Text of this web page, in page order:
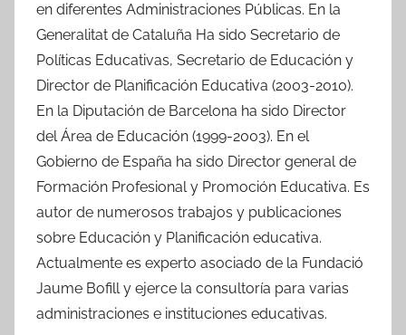
en diferentes Administraciones Públicas. En la
Generalitat de Cataluña Ha sido Secretario de
Políticas Educativas, Secretario de Educación y
Director de Planificación Educativa (2003-2010).
En la Diputación de Barcelona ha sido Director
del Área de Educación (1999-2003). En el
Gobierno de España ha sido Director general de
Formación Profesional y Promoción Educativa. Es
autor de numerosos trabajos y publicaciones
sobre Educación y Planificación educativa.
Actualmente es experto asociado de la Fundació
Jaume Bofill y ejerce la consultoría para varias
administraciones e instituciones educativas.